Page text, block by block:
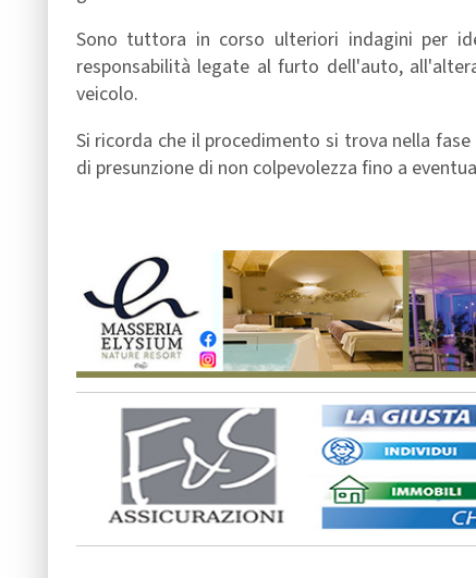
Sono tuttora in corso ulteriori indagini per
responsabilità legate al furto dell'auto,
veicolo.
Si ricorda che il procedimento si trova nella
di presunzione di non colpevolezza fino a